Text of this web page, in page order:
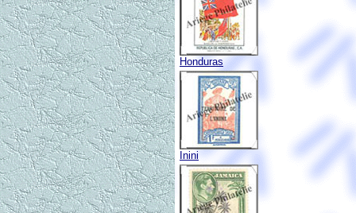
Honduras
Inini